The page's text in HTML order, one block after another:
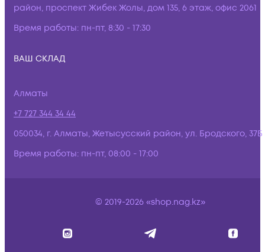
район, проспект Жибек Жолы, дом 135, 6 этаж, офис 2061
Время работы: пн-пт, 8:30 - 17:30
ВАШ СКЛАД
Алматы
+7 727 344 34 44
050034, г. Алматы, Жетысусский район, ул. Бродского, 37Б
Время работы: пн-пт, 08:00 - 17:00
© 2019-2026 «shop.nag.kz»